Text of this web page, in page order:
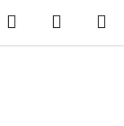
Hledat
KOŠÍK